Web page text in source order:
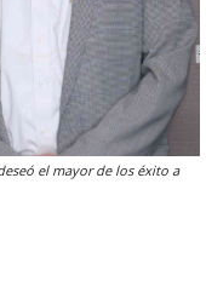
el mayor de los éxito a